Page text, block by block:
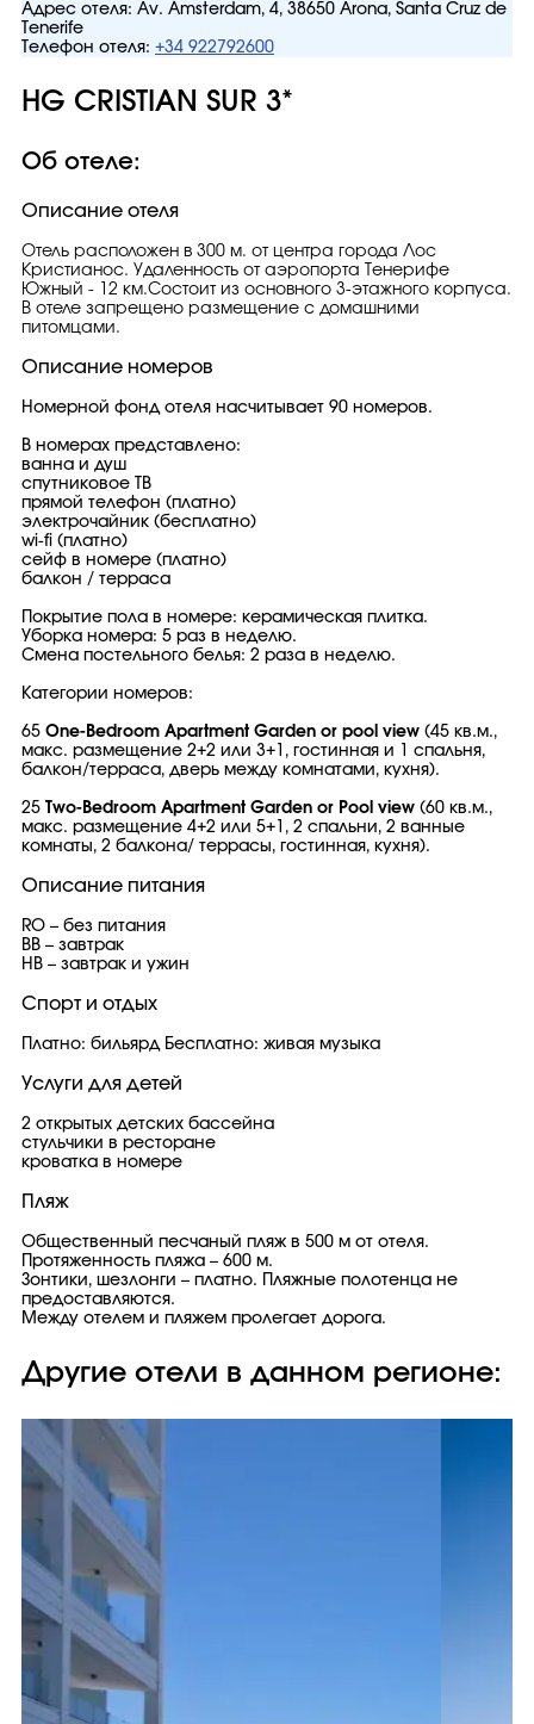
Адрес отеля: Av. Ámsterdam, 4, 38650 Arona, Santa Cruz de
Tenerife
Телефон отеля: +34 922792600
HG CRISTIAN SUR 3*
Об отеле:
Описание отеля
Отель расположен в 300 м. от центра города Лос
Кристианос. Удаленность от аэропорта Тенерифе
Южный - 12 км.Состоит из основного 3-этажного корпуса.
В отеле запрещено размещение с домашними
питомцами.
Описание номеров
Номерной фонд отеля насчитывает 90 номеров.
В номерах представлено:
ванна и душ
спутниковое ТВ
прямой телефон (платно)
электрочайник (бесплатно)
wi-fi (платно)
сейф в номере (платно)
балкон / терраса
Покрытие пола в номере: керамическая плитка.
Уборка номера: 5 раз в неделю.
Смена постельного белья: 2 раза в неделю.
Категории номеров:
65 One-Bedroom Apartment Garden or pool view (45 кв.м.,
макс. размещение 2+2 или 3+1, гостинная и 1 спальня,
балкон/терраса, дверь между комнатами, кухня).
25 Two-Bedroom Apartment Garden or Pool view (60 кв.м.,
макс. размещение 4+2 или 5+1, 2 спальни, 2 ванные
комнаты, 2 балкона/ террасы, гостинная, кухня).
Описание питания
RO – без питания
BB – завтрак
HB – завтрак и ужин
Спорт и отдых
Платно: бильярд Бесплатно: живая музыка
Услуги для детей
2 открытых детских бассейна
стульчики в ресторане
кроватка в номере
Пляж
Общественный песчаный пляж в 500 м от отеля.
Протяженность пляжа – 600 м.
Зонтики, шезлонги – платно. Пляжные полотенца не
предоставляются.
Между отелем и пляжем пролегает дорога.
Другие отели в данном регионе: